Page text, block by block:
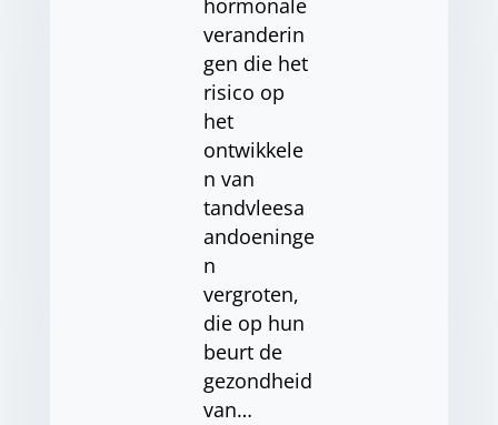
hormonale
veranderin
gen die het
risico op
het
ontwikkele
n van
tandvleesa
andoeninge
n
vergroten,
die op hun
beurt de
gezondheid
van…